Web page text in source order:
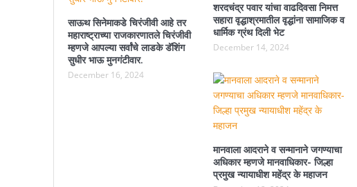
साऊथ सिनेमाकडे चिरंजीवी आहे तर
महाराष्ट्राच्या राजकारणातले चिरंजीवी
म्हणजे आपल्या सर्वांचे लाडके डॅशिंग
सुधीर भाऊ मुनगंटीवार.
December 16, 2024
शरदचंद्र पवार यांचा वाढदिवसा निमत्त
सहारा वृद्धाश्रमातील वृद्धांना सामाजिक व
धार्मिक ग्रंथ दिली भेट
December 14, 2024
मानवाला आदराने व सन्मानाने जगण्याचा
अधिकार म्हणजे मानवाधिकार- जिल्हा
प्रमुख न्यायाधीश महेंद्र के महाजन